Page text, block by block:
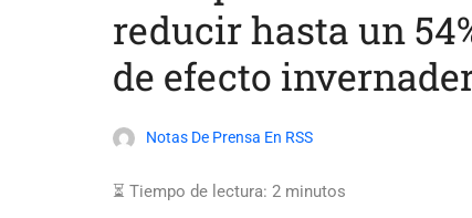
reducir hasta un
de efecto
Notas De Prensa En RSS
⏳ Tiempo de lectura: 2 minutos